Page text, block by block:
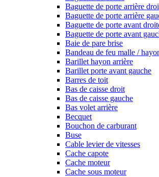
Baguette de porte arrière
Baguette de porte arrière
Baguette de porte avant
Baguette de porte avant
Baie de pare brise
Bandeau de feu malle /
Barillet hayon arrière
Barillet porte avant gauche
Barres de toit
Bas de caisse droit
Bas de caisse gauche
Bas volet arrière
Becquet
Bouchon de carburant
Buse
Cable levier de vitesses
Cache capote
Cache moteur
Cache sous moteur